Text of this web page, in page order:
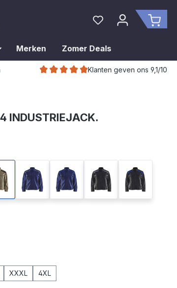
Je hebt 0 items op
Merken Zomer Deals
Klanten geven ons 9,1/10
INDUSTRIEJACK.
zwart marineblauw/grijsmarineblauw/korenblauw
zwart/grijs zwart/
XXXL 4XL